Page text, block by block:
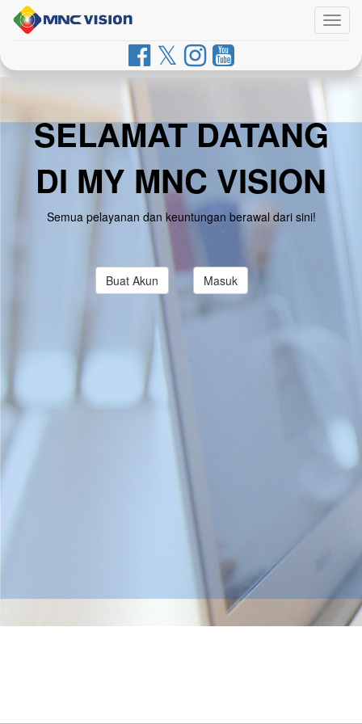
SELAMAT DATANG
DI MY MNC VISION
Semua pelayanan dan keuntungan berawal dari sini!
Buat Akun Masuk